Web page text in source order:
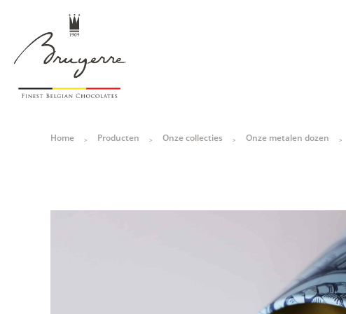
Home Producten Onze collecties Onze metalen dozen